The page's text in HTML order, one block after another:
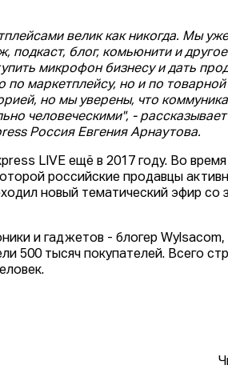
велик как никогда. Мы
блог, комьюнити и
микрофон бизнесу и дать
маркетплейсу, но и по товарной
но мы уверены, что
человеческими", - рассказывает
Россия Евгения Арнаутова.
LIVE ещё в 2017 году. Во
российские продавцы
новый тематический эфир со
и гаджетов - блогер Wylsacom,
500 тысяч покупателей. Всего